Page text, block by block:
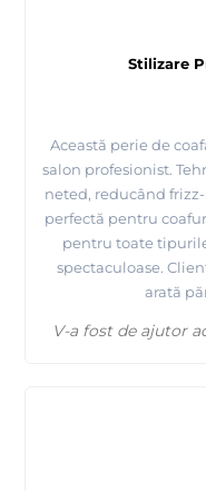
Stilizare
Această perie de
salon profesionist.
neted, reducând
perfectă pentru
pentru toate
spectaculoase.
arată
V-a fost de ajutor